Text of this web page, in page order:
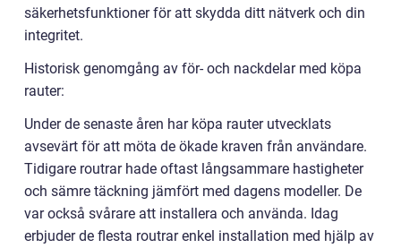
säkerhetsfunktioner för att skydda ditt nätverk och din
integritet.
Historisk genomgång av för- och nackdelar med köpa
rauter:
Under de senaste åren har köpa rauter utvecklats
avsevärt för att möta de ökade kraven från användare.
Tidigare routrar hade oftast långsammare hastigheter
och sämre täckning jämfört med dagens modeller. De
var också svårare att installera och använda. Idag
erbjuder de flesta routrar enkel installation med hjälp av